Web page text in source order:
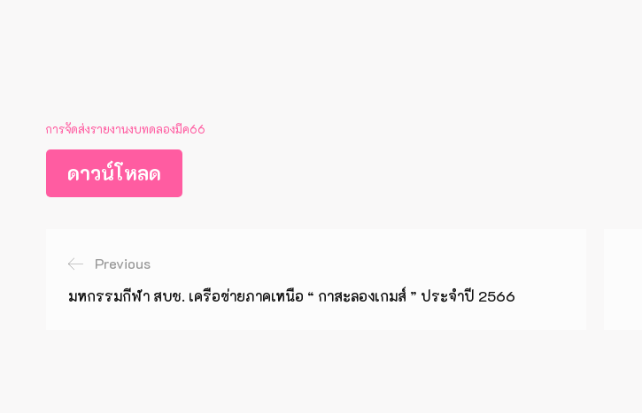
การจัดส่งรายงานงบทดลองมีค66
ดาวน์โหลด
Previous
มหกรรมกีฬา สบช. เครือข่ายภาคเหนือ “ กาสะลองเกมส์ ” ประจำปี 2566